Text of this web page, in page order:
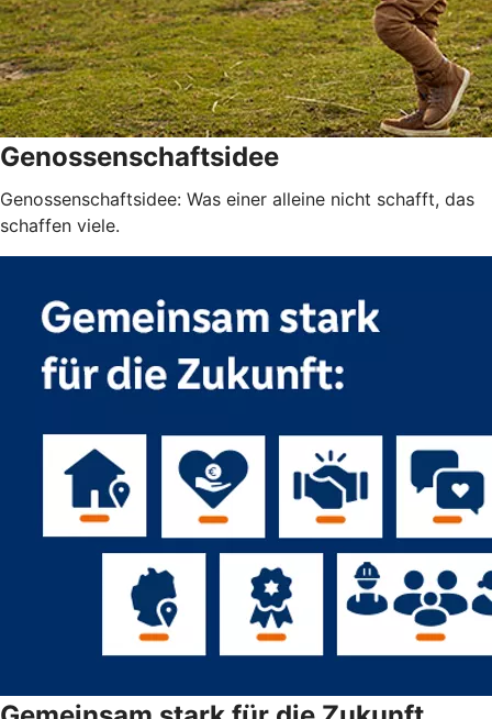
Genossenschaftsidee
Genossenschaftsidee: Was einer alleine nicht schafft, das
schaffen viele.